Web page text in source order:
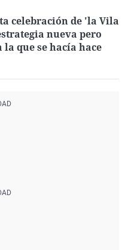
celebración de 'la Vila
nueva pero
que se hacía hace